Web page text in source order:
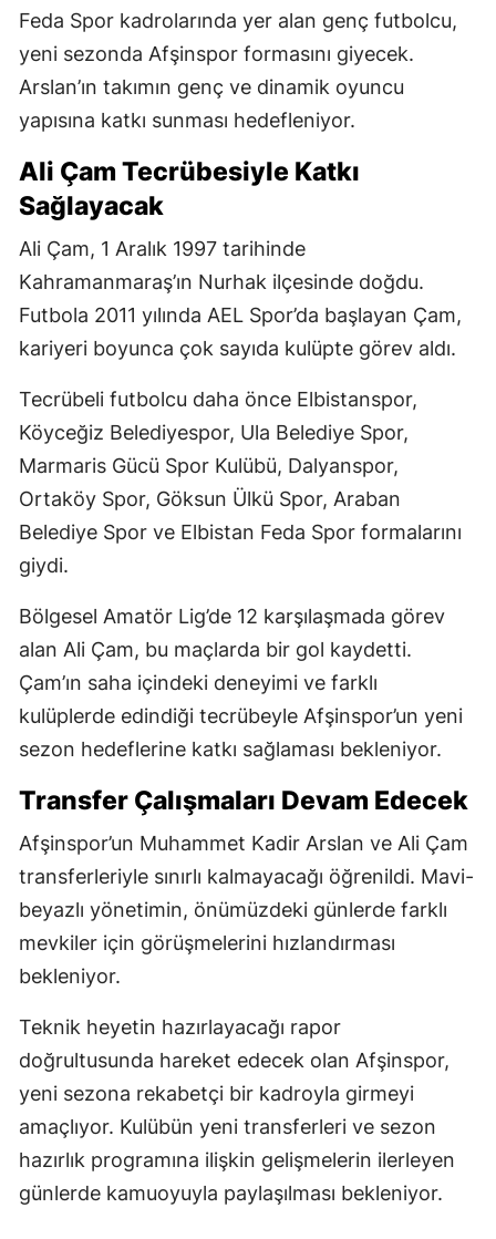
Feda Spor kadrolarında yer alan genç futbolcu,
yeni sezonda Afşinspor formasını giyecek.
Arslan’ın takımın genç ve dinamik oyuncu
yapısına katkı sunması hedefleniyor.
Ali Çam Tecrübesiyle Katkı
Sağlayacak
Ali Çam, 1 Aralık 1997 tarihinde
Kahramanmaraş’ın Nurhak ilçesinde doğdu.
Futbola 2011 yılında AEL Spor’da başlayan Çam,
kariyeri boyunca çok sayıda kulüpte görev aldı.
Tecrübeli futbolcu daha önce Elbistanspor,
Köyceğiz Belediyespor, Ula Belediye Spor,
Marmaris Gücü Spor Kulübü, Dalyanspor,
Ortaköy Spor, Göksun Ülkü Spor, Araban
Belediye Spor ve Elbistan Feda Spor formalarını
giydi.
Bölgesel Amatör Lig’de 12 karşılaşmada görev
alan Ali Çam, bu maçlarda bir gol kaydetti.
Çam’ın saha içindeki deneyimi ve farklı
kulüplerde edindiği tecrübeyle Afşinspor’un yeni
sezon hedeflerine katkı sağlaması bekleniyor.
Transfer Çalışmaları Devam Edecek
Afşinspor’un Muhammet Kadir Arslan ve Ali Çam
transferleriyle sınırlı kalmayacağı öğrenildi. Mavi-
beyazlı yönetimin, önümüzdeki günlerde farklı
mevkiler için görüşmelerini hızlandırması
bekleniyor.
Teknik heyetin hazırlayacağı rapor
doğrultusunda hareket edecek olan Afşinspor,
yeni sezona rekabetçi bir kadroyla girmeyi
amaçlıyor. Kulübün yeni transferleri ve sezon
hazırlık programına ilişkin gelişmelerin ilerleyen
günlerde kamuoyuyla paylaşılması bekleniyor.